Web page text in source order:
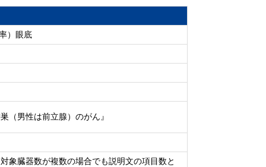
）眼底
（男性は前立腺）のがん』
象臓器数が複数の場合でも説明文の項目数と